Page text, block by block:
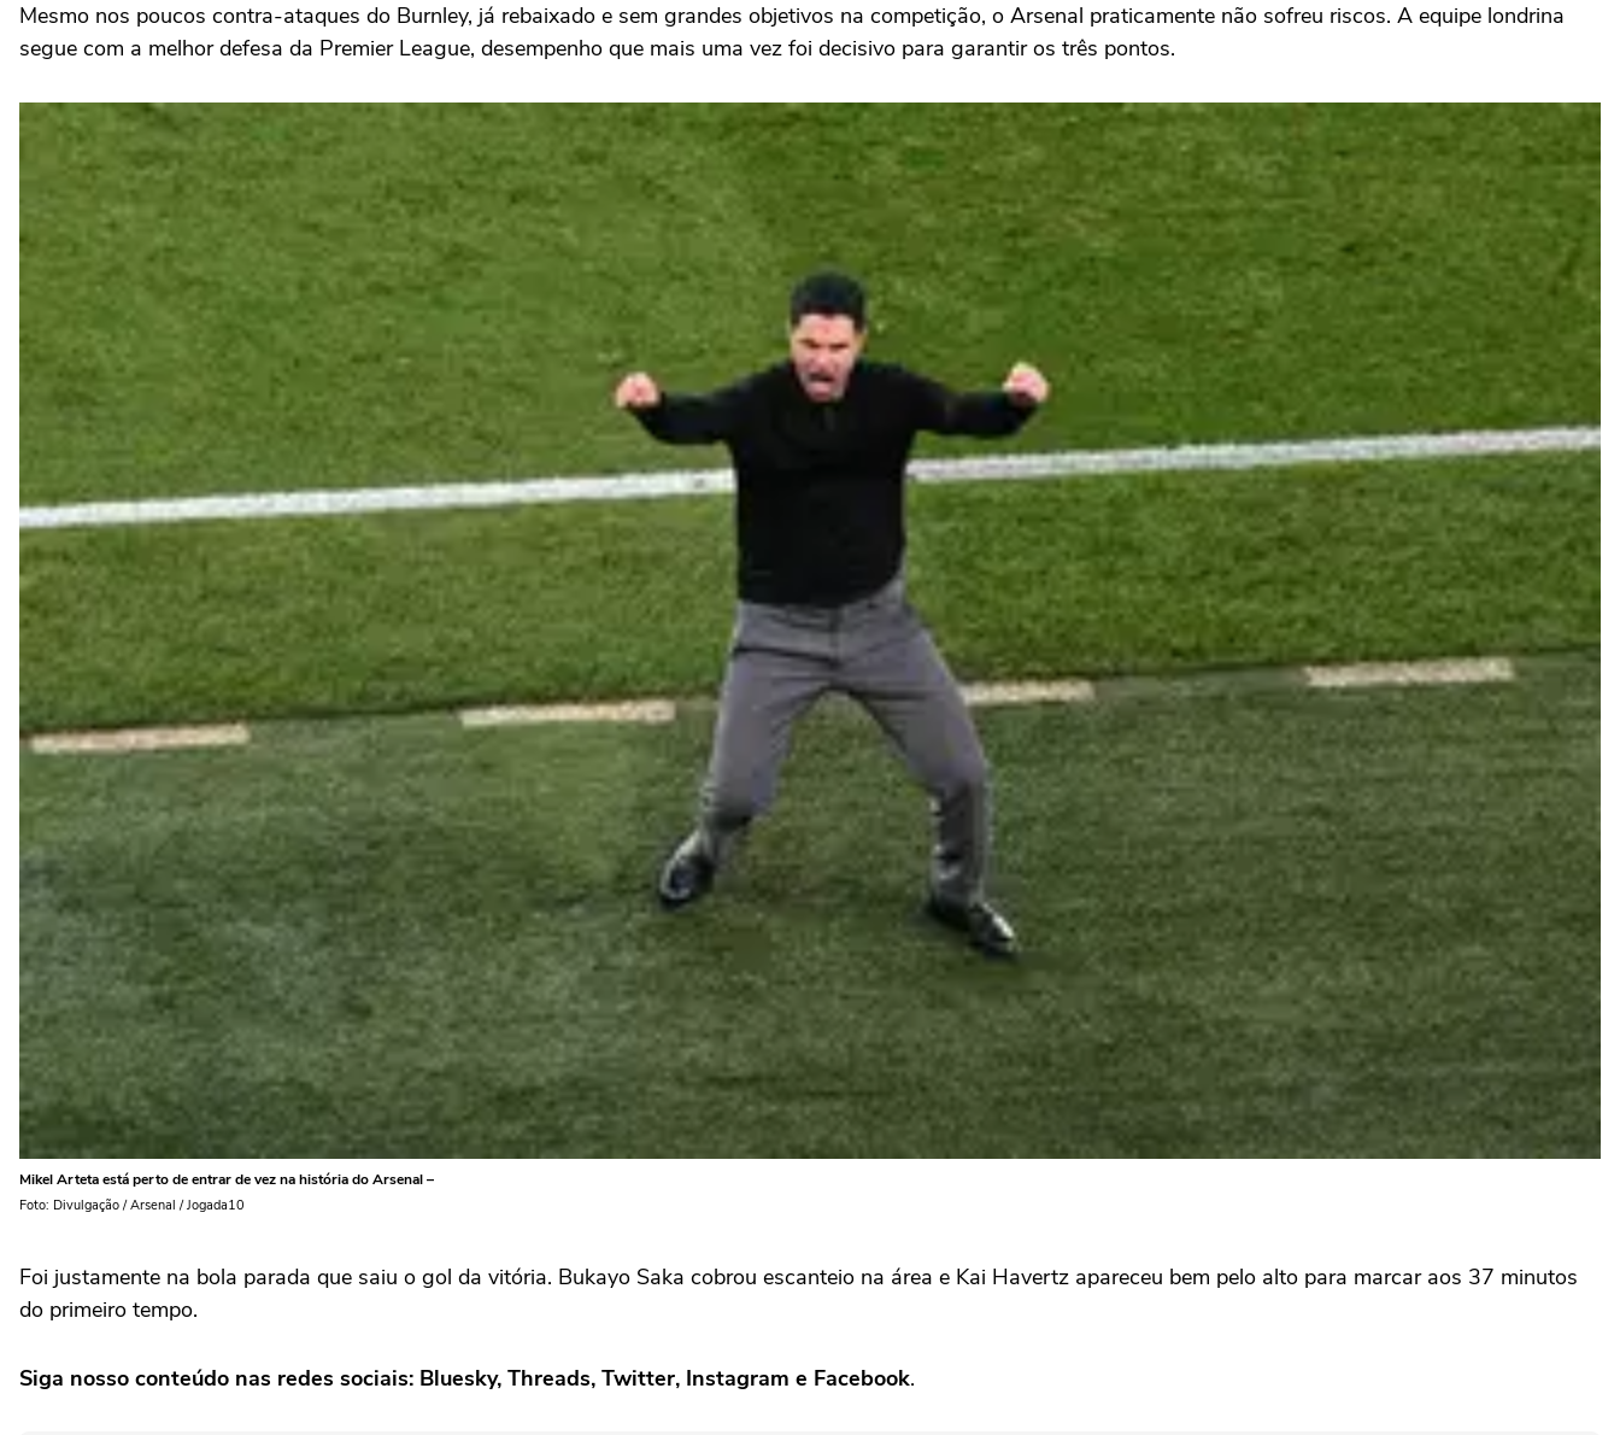
Mesmo nos poucos contra-ataques do Burnley, já rebaixado e sem grandes objetivos na competição, o Arsenal praticamente não sofreu riscos. A equipe londrina
segue com a melhor defesa da Premier League, desempenho que mais uma vez foi decisivo para garantir os três pontos.
Mikel Arteta está perto de entrar de vez na história do Arsenal –
Foto: Divulgação / Arsenal / Jogada10
Foi justamente na bola parada que saiu o gol da vitória. Bukayo Saka cobrou escanteio na área e Kai Havertz apareceu bem pelo alto para marcar aos 37 minutos
do primeiro tempo.
Siga nosso conteúdo nas redes sociais: Bluesky, Threads, Twitter, Instagram e Facebook.